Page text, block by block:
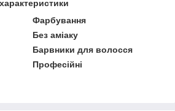
Фарбування
Без аміаку
Барвники для волосся
Професійні